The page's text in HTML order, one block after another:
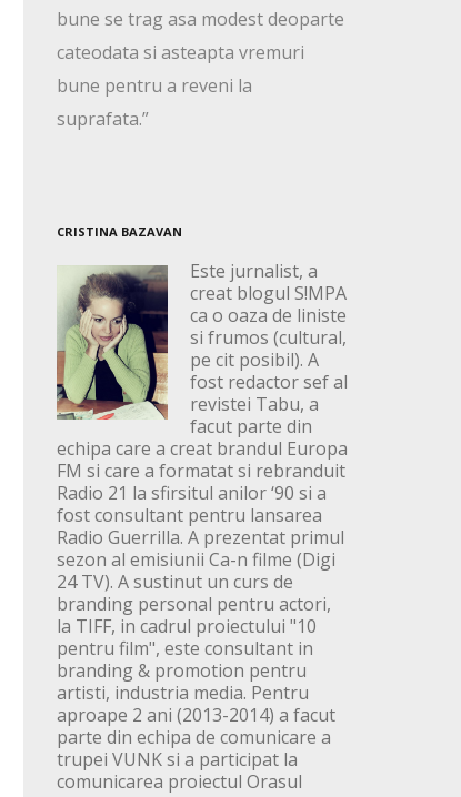
bune se trag asa modest deoparte
cateodata si asteapta vremuri
bune pentru a reveni la
suprafata.”
CRISTINA BAZAVAN
Este jurnalist, a
creat blogul S!MPA
ca o oaza de liniste
si frumos (cultural,
pe cit posibil). A
fost redactor sef al
revistei Tabu, a
facut parte din
echipa care a creat brandul Europa
FM si care a formatat si rebranduit
Radio 21 la sfirsitul anilor ‘90 si a
fost consultant pentru lansarea
Radio Guerrilla. A prezentat primul
sezon al emisiunii Ca-n filme (Digi
24 TV). A sustinut un curs de
branding personal pentru actori,
la TIFF, in cadrul proiectului "10
pentru film", este consultant in
branding & promotion pentru
artisti, industria media. Pentru
aproape 2 ani (2013-2014) a facut
parte din echipa de comunicare a
trupei VUNK si a participat la
comunicarea proiectul Orasul